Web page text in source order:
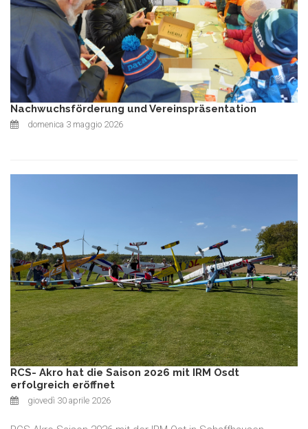
Nachwuchsförderung und Vereinspräsentation
domenica 3 maggio 2026
RCS- Akro hat die Saison 2026 mit IRM Osdt
erfolgreich eröffnet
giovedì 30 aprile 2026